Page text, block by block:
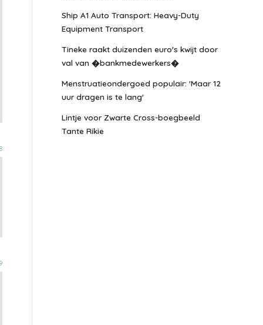
Ship A1 Auto Transport: Heavy-Duty
Equipment Transport
Tineke raakt duizenden euro's kwijt door
val van �bankmedewerkers�
Menstruatieondergoed populair: 'Maar 12
uur dragen is te lang'
Lintje voor Zwarte Cross-boegbeeld
Tante Rikie